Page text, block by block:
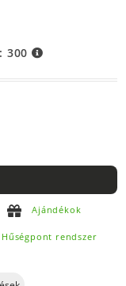
300
Ajándékok
Hűségpont rendszer